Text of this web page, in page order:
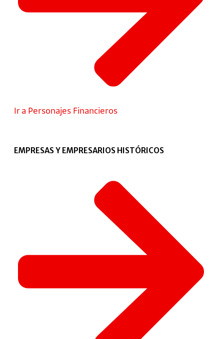
Ir a Personajes Financieros
EMPRESAS Y EMPRESARIOS HISTÓRICOS